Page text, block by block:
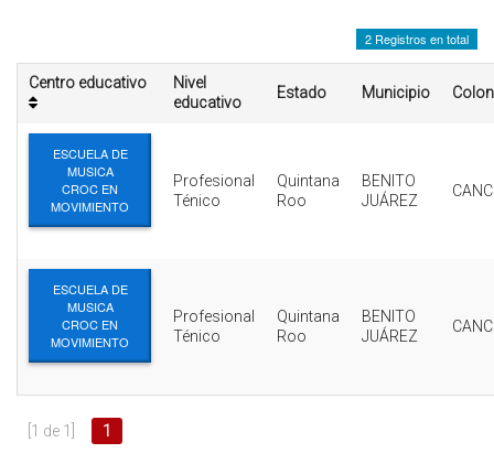
ESCUELA DE LA REPUBLICA
2 Registros en total
Centro educativo
Nivel
educativo
Estado Municipio
ESCUELA DE
MUSICA
CROC EN
MOVIMIENTO
Profesional
Ténico
Quintana
Roo
BENITO
JUÁREZ
ESCUELA DE
MUSICA
CROC EN
MOVIMIENTO
Profesional
Ténico
Quintana
Roo
BENITO
JUÁREZ
[1 de 1] 1